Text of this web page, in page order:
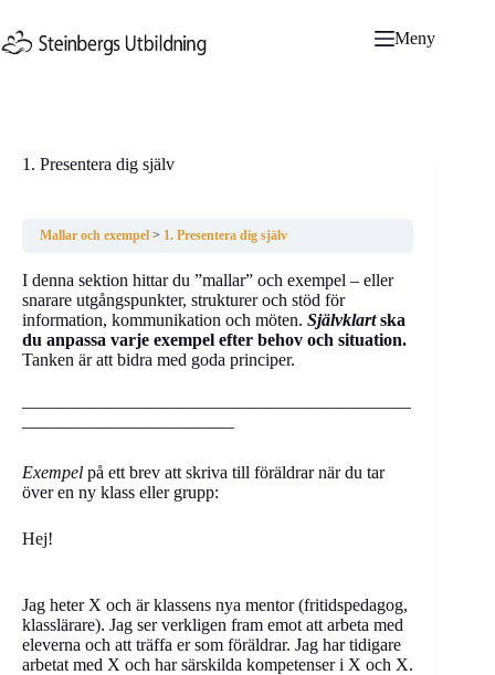
till
innehåll
Meny
1. Presentera dig själv
Mallar och exempel 1. Presentera dig själv
I denna sektion hittar du ”mallar” och exempel – eller
snarare utgångspunkter, strukturer och stöd för
information, kommunikation och möten. Självklartska
du anpassa varje exempel efter behov och situation.
Tanken är att bidra med goda principer.
——————————————————————
————————————
Exempel på ett brev att skriva till föräldrar när du tar
över en ny klass eller grupp:
Hej!
Jag heter X och är klassens nya mentor (fritidspedagog,
klasslärare). Jag ser verkligen fram emot att arbeta med
eleverna och att träffa er som föräldrar. Jag har tidigare
arbetat med X och har särskilda kompetenser i X och X.